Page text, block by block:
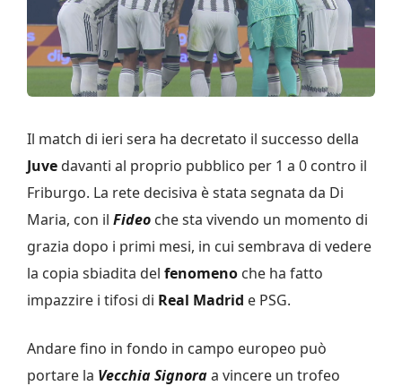
Il match di ieri sera ha decretato il successo della
Juve davanti al proprio pubblico per 1 a 0 contro il
Friburgo. La rete decisiva è stata segnata da Di
Maria, con il Fideo che sta vivendo un momento di
grazia dopo i primi mesi, in cui sembrava di vedere
la copia sbiadita del fenomeno che ha fatto
impazzire i tifosi di Real Madrid e PSG.
Andare fino in fondo in campo europeo può
portare la Vecchia Signoraa vincere un trofeo